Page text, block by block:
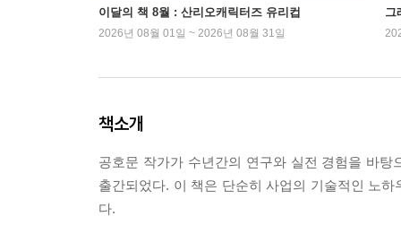
이달의 책 8월 : 산리오캐릭터즈 유리컵
2026년 08월 01일 ~ 2026년 08월 31일
그
책소개
공호문 작가가 수년간의 연구와 실전 경험을 바
출간되었다. 이 책은 단순히 사업의 기술적인 노
다.